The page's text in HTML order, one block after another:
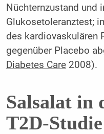
Nüchternzustand und
Glukosetoleranztest;
des kardiovaskulären
gegenüber Placebo
Diabetes Care2008).
Salsalat in
T2D-Studie